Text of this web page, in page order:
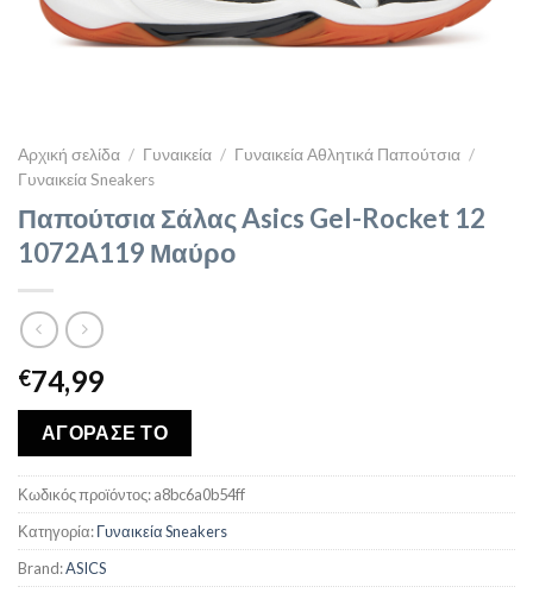
Αρχική σελίδα / Γυναικεία / Γυναικεία Αθλητικά Παπούτσια /
Γυναικεία Sneakers
Παπούτσια Σάλας Asics Gel-Rocket 12
1072A119 Μαύρο
€74,99
ΑΓΟΡΑΣΕ ΤΟ
Κωδικός προϊόντος:a8bc6a0b54ff
Κατηγορία:Γυναικεία Sneakers
Brand:ASICS